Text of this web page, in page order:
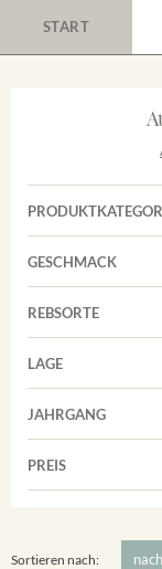
START
Cuvées
Rosé
Sekt
GESCHMACK
Trocken
REBSORTE
Auxerrois
Cuvée
LAGE
Achkarrer
Merdinger Bühl
Vorderer
JAHRGANG
PREIS
Sortieren nach: